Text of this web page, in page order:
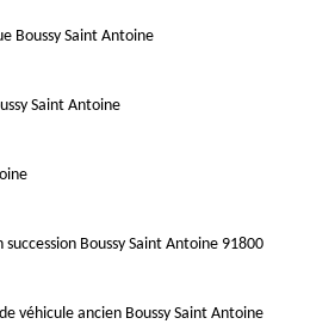
Boussy Saint Antoine
Saint Antoine
Boussy Saint Antoine 91800
véhicule ancien Boussy Saint Antoine